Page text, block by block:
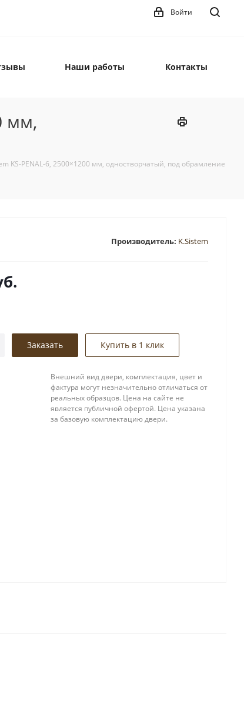
Войти
Наши работы Контакты
мм,
KS-PENAL-6, 2500×1200 мм, одностворчатый, под обрамление
Производитель: K.Sistem
Заказать Купить в 1 клик
Внешний вид двери, комплектация, цвет и
фактура могут незначительно отличаться от
реальных образцов. Цена на сайте не
является публичной офертой. Цена указана
за базовую комплектацию двери.